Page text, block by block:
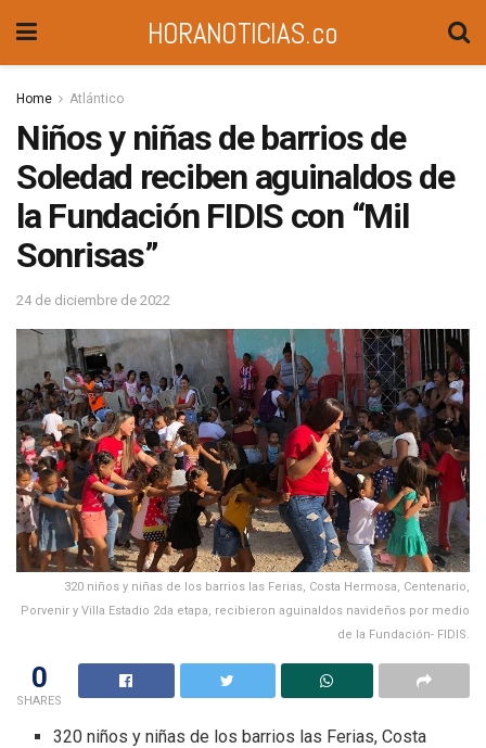
HORANOTICIAS.co
Home Atlántico
Niños y niñas de barrios de
Soledad reciben aguinaldos de
la Fundación FIDIS con “Mil
Sonrisas”
24 de diciembre de 2022
320 niños y niñas de los barrios las Ferias, Costa Hermosa, Centenario,
Porvenir y Villa Estadio 2da etapa, recibieron aguinaldos navideños por medio
de la Fundación- FIDIS.
0
SHARES
320 niños y niñas de los barrios las Ferias, Costa